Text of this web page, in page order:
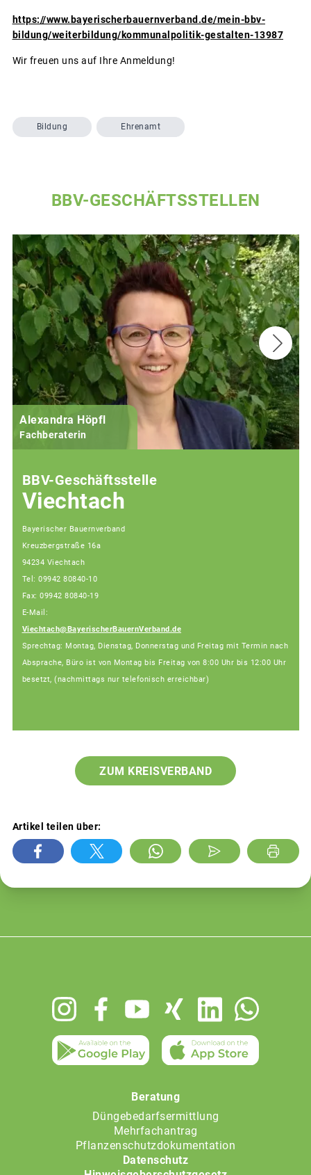
https://www.bayerischerbauernverband.de/mein-bbv-
bildung/weiterbildung/kommunalpolitik-gestalten-13987
Wir freuen uns auf Ihre Anmeldung!
Bildung Ehrenamt
BBV-GESCHÄFTSSTELLEN
Alexandra Höpfl
Fachberaterin
BBV-Geschäftsstelle
Viechtach
Bayerischer Bauernverband
Kreuzbergstraße 16a
94234 Viechtach
Tel: 09942 80840-10
Fax: 09942 80840-19
E-Mail:
Viechtach@BayerischerBauernVerband.de
Sprechtag: Montag, Dienstag, Donnerstag und Freitag mit Termin nach
Absprache, Büro ist von Montag bis Freitag von 8:00 Uhr bis 12:00 Uhr
besetzt, (nachmittags nur telefonisch erreichbar)
ZUM KREISVERBAND
Artikel teilen über:
Beratung
Düngebedarfsermittlung
Mehrfachantrag
Pflanzenschutzdokumentation
Datenschutz